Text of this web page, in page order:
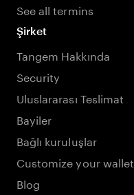
See all termins
Şirket
Tangem Hakkında
Security
Uluslararası Teslimat
Bayiler
Bağlı kuruluşlar
Customize your wallet
Blog